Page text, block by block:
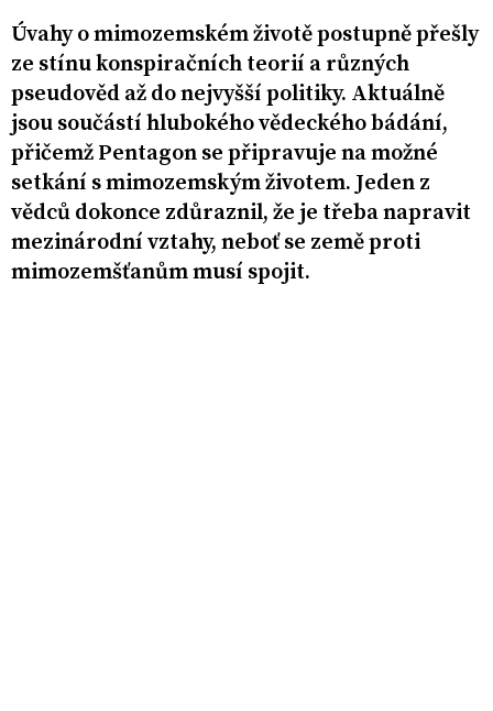
Úvahy o mimozemském životě postupně přešly
ze stínu konspiračních teorií a různých
pseudověd až do nejvyšší politiky. Aktuálně
jsou součástí hlubokého vědeckého bádání,
přičemž Pentagon se připravuje na možné
setkání s mimozemským životem. Jeden z
vědců dokonce zdůraznil, že je třeba napravit
mezinárodní vztahy, neboť se země proti
mimozemšťanům musí spojit.